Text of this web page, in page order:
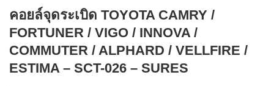
คอยล์จุดระเบิด TOYOTA CAMRY /
FORTUNER / VIGO / INNOVA /
COMMUTER / ALPHARD / VELLFIRE /
ESTIMA – SCT-026 – SURES